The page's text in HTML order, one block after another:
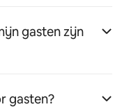
gasten zijn
gasten?